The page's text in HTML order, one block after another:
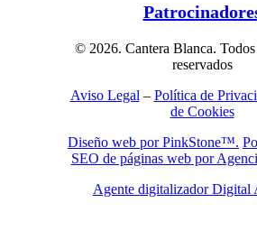
© 2026. Cantera Blanca. Todos
reservados
Aviso Legal – Política de
de Cookies
Diseño web por PinkStone™.
SEO de páginas web por
Agente digitalizador Digital